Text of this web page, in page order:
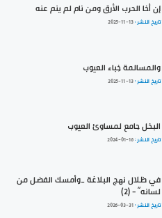
إن أخا الحرب الأرق ومن نام لم ينم عنه
تاريخ النشر :2025-11-13
والمسالمة خِباء العيوب
تاريخ النشر :2025-11-13
البخل جامع لمساوئ العيوب
تاريخ النشر :2024-01-16
في ظلال نهج البلاغة _وأمسك الفضل من
لسانه“ - (2)
تاريخ النشر :2026-03-31